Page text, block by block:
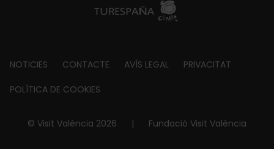
Footer
about
NOTICIES CONTACTE AVÍS LEGAL PRIVACITAT
POLÍTICA DE COOKIES
© Visit València 2026 | Fundació Visit València